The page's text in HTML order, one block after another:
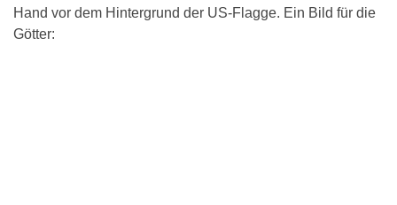
Hand vor dem Hintergrund der US-Flagge. Ein Bild für die
Götter: